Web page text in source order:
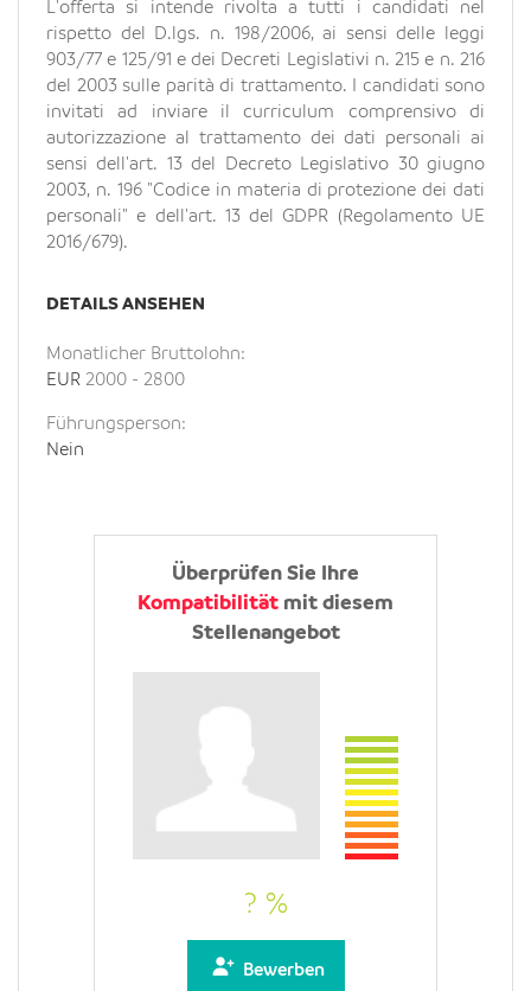
L'offerta si intende rivolta a tutti i candidati nel
rispetto del D.lgs. n. 198/2006, ai sensi delle leggi
903/77 e 125/91 e dei Decreti Legislativi n. 215 e n. 216
del 2003 sulle parità di trattamento. I candidati sono
invitati ad inviare il curriculum comprensivo di
autorizzazione al trattamento dei dati personali ai
sensi dell'art. 13 del Decreto Legislativo 30 giugno
2003, n. 196 "Codice in materia di protezione dei dati
personali" e dell'art. 13 del GDPR (Regolamento UE
2016/679).
DETAILS ANSEHEN
Monatlicher Bruttolohn:
EUR 2000 - 2800
Führungsperson:
Nein
Überprüfen Sie Ihre
Kompatibilität mit diesem
Stellenangebot
? %
Bewerben